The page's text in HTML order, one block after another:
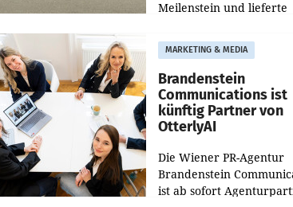
Meilenstein und lieferte
aus, womit sich das
gegenüber Juli 2025
verdoppelte (+102
MARKETING & MEDIA
Brandenstein
Communications ist
künftig Partner von
OtterlyAI
Die Wiener PR-Agentur
Brandenstein
ist ab sofort